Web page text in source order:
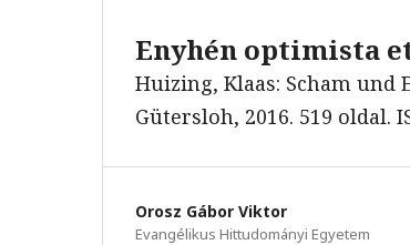
Enyhén optimista
Huizing, Klaas: Scham und
Gütersloh, 2016. 519 oldal.
Orosz Gábor Viktor
Evangélikus Hittudományi Egyetem